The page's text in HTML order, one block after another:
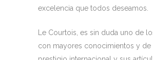
excelencia que todos deseamos.
Le Courtois, es sin duda uno de
con mayores conocimientos y de